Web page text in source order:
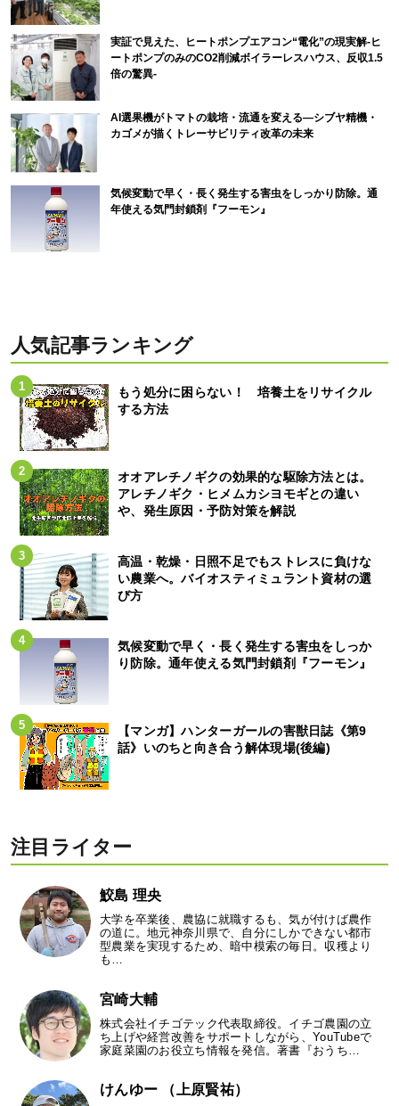
実証で見えた、ヒートポンプエアコン“電化”の現実解-ヒ
ートポンプのみのCO2削減ボイラーレスハウス、反収1.5
倍の驚異-
AI選果機がトマトの栽培・流通を変える―シブヤ精機・
カゴメが描くトレーサビリティ改革の未来
気候変動で早く・長く発生する害虫をしっかり防除。通
年使える気門封鎖剤『フーモン』
人気記事ランキング
もう処分に困らない！ 培養土をリサイクル
する方法
オオアレチノギクの効果的な駆除方法とは。
アレチノギク・ヒメムカシヨモギとの違い
や、発生原因・予防対策を解説
高温・乾燥・日照不足でもストレスに負けな
い農業へ。バイオスティミュラント資材の選
び方
気候変動で早く・長く発生する害虫をしっか
り防除。通年使える気門封鎖剤『フーモン』
【マンガ】ハンターガールの害獣日誌《第9
話》いのちと向き合う解体現場(後編)
注目ライター
鮫島 理央
大学を卒業後、農協に就職するも、気が付けば農作
の道に。地元神奈川県で、自分にしかできない都市
型農業を実現するため、暗中模索の毎日。収穫より
も…
宮崎大輔
株式会社イチゴテック代表取締役。イチゴ農園の立
ち上げや経営改善をサポートしながら、YouTubeで
家庭菜園のお役立ち情報を発信。著書『おうち…
けんゆー （上原賢祐）